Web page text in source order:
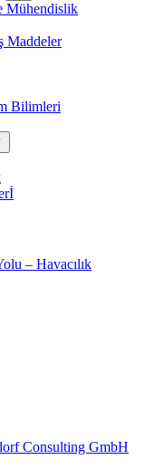
Mühendislik
Maddeler
Bilimleri
– Havacılık